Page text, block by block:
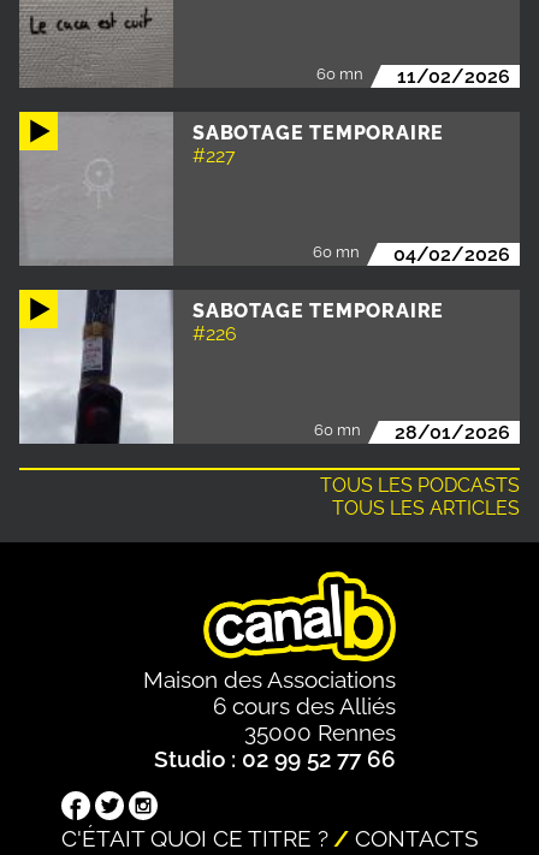
60 mn 11/02/2026
SABOTAGE TEMPORAIRE
#227
60 mn 04/02/2026
SABOTAGE TEMPORAIRE
#226
60 mn 28/01/2026
TOUS LES PODCASTS
TOUS LES ARTICLES
Maison des Associations
6 cours des Alliés
35000 Rennes
Studio : 02 99 52 77 66
C'ÉTAIT QUOI CE TITRE ?
CONTACTS